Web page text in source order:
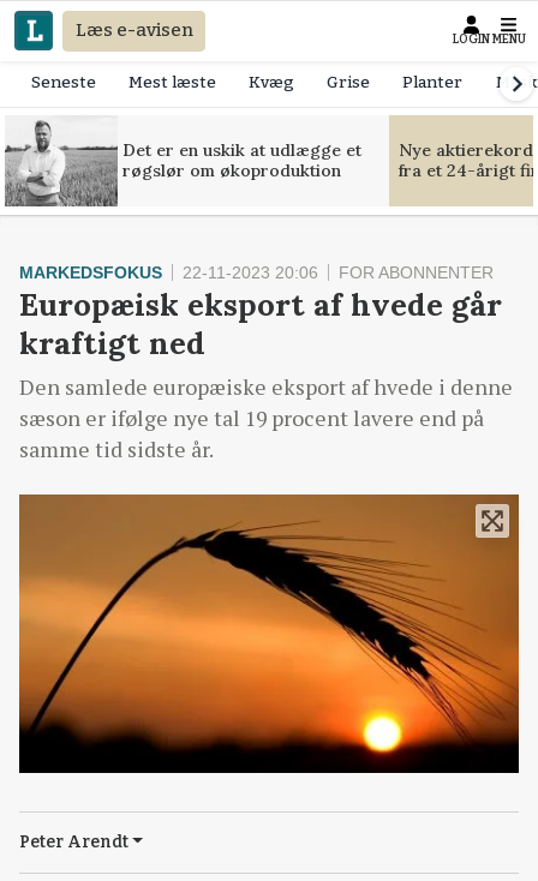
Læs e-avisen LOGIN MENU
Seneste Mest læste Kvæg Grise Planter
Det er en uskik at udlægge et
røgslør om økoproduktion
Nye
fra et 24-årigt
MARKEDSFOKUS 22-11-2023 20:06 FOR ABONNENTER
Europæisk eksport af hvede går
kraftigt ned
Den samlede europæiske eksport af hvede i denne
sæson er ifølge nye tal 19 procent lavere end på
samme tid sidste år.
Peter Arendt